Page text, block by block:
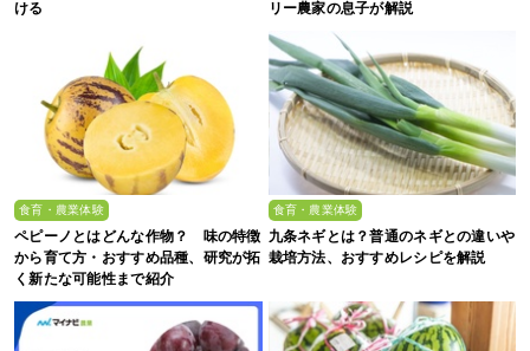
ける
リー農家の息子が解説
食育・農業体験
ペピーノとはどんな作物？ 味の特徴
から育て方・おすすめ品種、研究が拓
く新たな可能性まで紹介
食育・農業体験
九条ネギとは？普通のネギとの違いや
栽培方法、おすすめレシピを解説